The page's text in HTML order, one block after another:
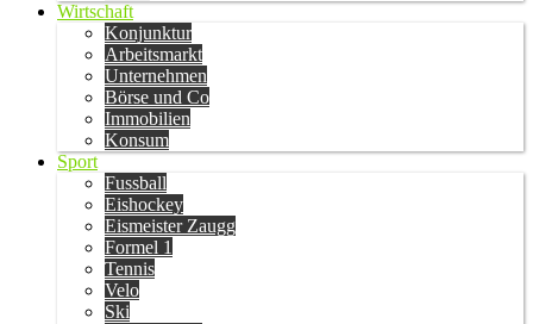
Wirtschaft
Konjunktur
Arbeitsmarkt
Unternehmen
Börse und Co
Immobilien
Konsum
Sport
Fussball
Eishockey
Eismeister Zaugg
Formel 1
Tennis
Velo
Ski